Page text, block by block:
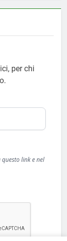
per chi